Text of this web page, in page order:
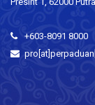
+603-8091 8000